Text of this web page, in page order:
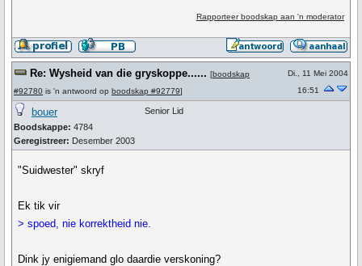
Rapporteer boodskap aan 'n moderator
Re: Wysheid van die gryskoppe...... [boodskap
#92780 is 'n antwoord op boodskap #92779]
Di., 11 Mei 2004
16:51
bouer
Boodskappe: 4784
Geregistreer: Desember 2003
Senior Lid
"Suidwester" skryf
Ek tik vir
> spoed, nie korrektheid nie.
Dink jy enigiemand glo daardie verskoning?